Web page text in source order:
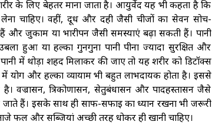
के लिए बेहतर माना जाता है। आयुर्वेद यह भी कहता है कि
चाहिए। वहीं, दूध और दही जैसी चीजों का सेवन सोच-
जुकाम या भारीपन जैसी समस्याएं बढ़ा सकती हैं। पानी
हुआ या हल्का गुनगुना पानी पीना ज्यादा सुरक्षित और
में थोड़ा शहद मिलाकर की जाए तो यह शरीर को डिटॉक्स
और हल्का व्यायाम भी बहुत लाभदायक होता है। इससे
वज्रासन, त्रिकोणासन, सेतुबंधासन और पादहस्तासन जैसे
हैं। इसके साथ ही साफ-सफाई का ध्यान रखना भी जरूरी
फल और सब्जियां अच्छी तरह धोकर ही खानी चाहिए।